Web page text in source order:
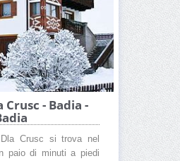
- Badia -
Crusc si trova nel
paio di minuti a piedi